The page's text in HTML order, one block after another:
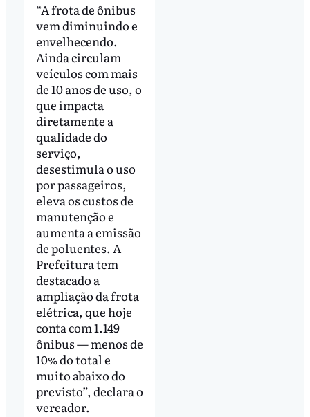
“A frota de ônibus
vem diminuindo e
envelhecendo.
Ainda circulam
veículos com mais
de 10 anos de uso, o
que impacta
diretamente a
qualidade do
serviço,
desestimula o uso
por passageiros,
eleva os custos de
manutenção e
aumenta a emissão
de poluentes. A
Prefeitura tem
destacado a
ampliação da frota
elétrica, que hoje
conta com 1.149
ônibus — menos de
10% do total e
muito abaixo do
previsto”, declara o
vereador.